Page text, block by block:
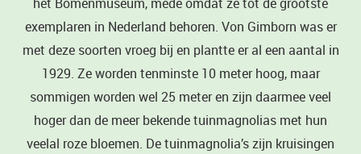
exemplaren in Nederland behoren. Von Gimborn was er
met deze soorten vroeg bij en plantte er al een aantal in
1929. Ze worden tenminste 10 meter hoog, maar
sommigen worden wel 25 meter en zijn daarmee veel
hoger dan de meer bekende tuinmagnolias met hun
veelal roze bloemen. De tuinmagnolia’s zijn kruisingen